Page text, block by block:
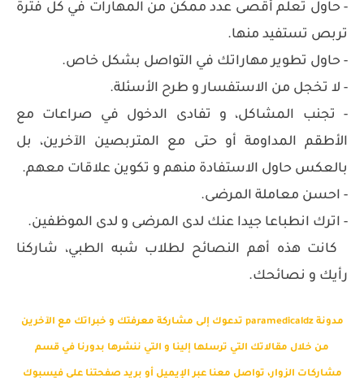
- حاول تعلم أقصى عدد ممكن من المهارات في كل فترة
تربص تستفيد منها.
- حاول تطوير مهاراتك في التواصل بشكل خاص.
- لا تخجل من الاستفسار و طرح الأسئلة.
- تجنب المشاكل، و تفادى الدخول في صراعات مع
الأطقم المداومة أو حتى مع المتربصين الآخرين، بل
بالعكس حاول الاستفادة منهم و تكوين علاقات معهم.
- احسن معاملة المرضى.
- اترك انطباعا جيدا عنك لدى المرضى و لدى الموظفين.
كانت هذه أهم النصائح لطلاب شبه الطبي، شاركنا
رأيك و نصائحك.
مدونة paramedicaldz تدعوك إلى مشاركة معرفتك و خبراتك مع الآخرين
من خلال مقالاتك التي ترسلها إلينا و التي ننشرها بدورنا في قسم
مشاركات الزوار، تواصل معنا عبر الإيميل أو بريد صفحتنا على فيسبوك